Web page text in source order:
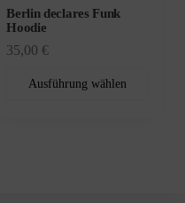
Berlin declares Funk
Hoodie
35,00 €
Ausführung wählen
auf
der
gewählt